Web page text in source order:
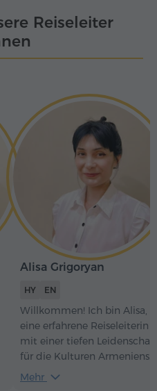
Reiseleiter
Alisa Grigoryan
HY EN
Willkommen! Ich bin Alisa,
eine erfahrene Reiseleiterin
mit einer tiefen Leidenschaft
für die Kulturen Armeniens
und Georgiens. Ich freue
Mehr